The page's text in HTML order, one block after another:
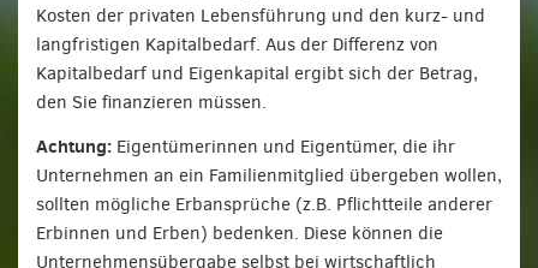
Kosten der privaten Lebensführung und den kurz- und
langfristigen Kapitalbedarf. Aus der Differenz von
Kapitalbedarf und Eigenkapital ergibt sich der Betrag,
den Sie finanzieren müssen.
Achtung: Eigentümerinnen und Eigentümer, die ihr
Unternehmen an ein Familienmitglied übergeben wollen,
sollten mögliche Erbansprüche (z.B. Pflichtteile anderer
Erbinnen und Erben) bedenken. Diese können die
Unternehmensübergabe selbst bei wirtschaftlich